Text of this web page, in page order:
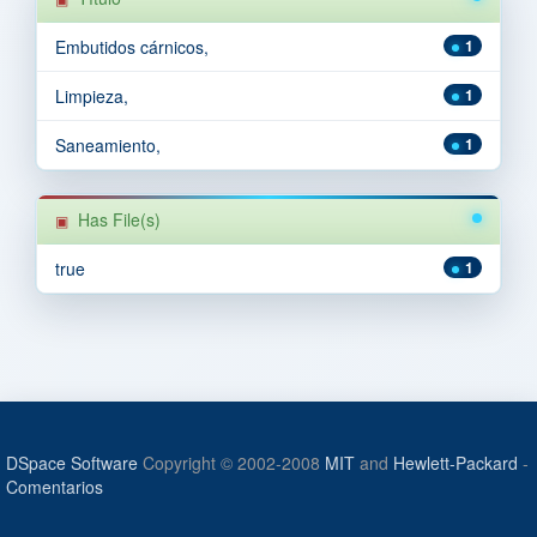
1
Embutidos cárnicos,
1
Limpieza,
1
Saneamiento,
Has File(s)
1
true
DSpace Software Copyright © 2002-2008 MIT and Hewlett-Packard -
Comentarios